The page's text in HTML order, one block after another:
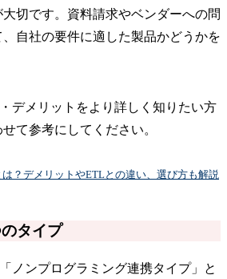
切です。資料請求やベンダーへの問
自社の要件に適した製品かどうかを
デメリットをより詳しく知りたい方
て参考にしてください。
？デメリットやETLとの違い、選び方も解説
タイプ
ノンプログラミング連携タイプ」と